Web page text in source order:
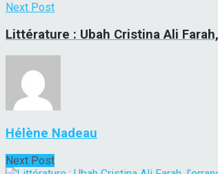
Next Post
Littérature : Ubah Cristina Ali
Hélène Nadeau
Next Post